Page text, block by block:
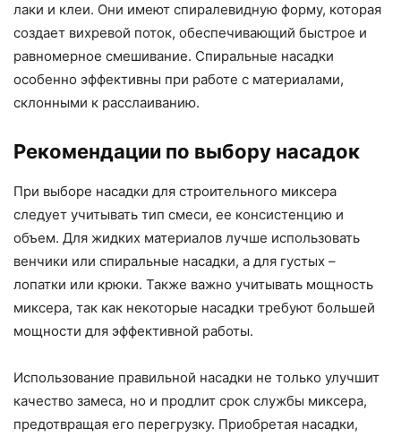
лаки и клеи. Они имеют спиралевидную форму, которая
создает вихревой поток, обеспечивающий быстрое и
равномерное смешивание. Спиральные насадки
особенно эффективны при работе с материалами,
склонными к расслаиванию.
Рекомендации по выбору насадок
При выборе насадки для строительного миксера
следует учитывать тип смеси, ее консистенцию и
объем. Для жидких материалов лучше использовать
венчики или спиральные насадки, а для густых –
лопатки или крюки. Также важно учитывать мощность
миксера, так как некоторые насадки требуют большей
мощности для эффективной работы.
Использование правильной насадки не только улучшит
качество замеса, но и продлит срок службы миксера,
предотвращая его перегрузку. Приобретая насадки,